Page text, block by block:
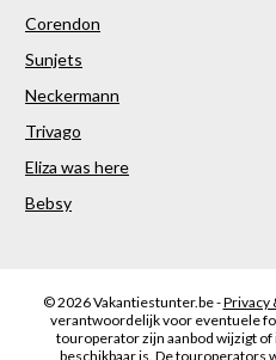
Corendon
Sunjets
Neckermann
Trivago
Eliza was here
Bebsy
© 2026Vakantiestunter.be -Privacy
verantwoordelijk voor eventuele
touroperator zijn aanbod wijzigt
beschikbaar is. De touroperators